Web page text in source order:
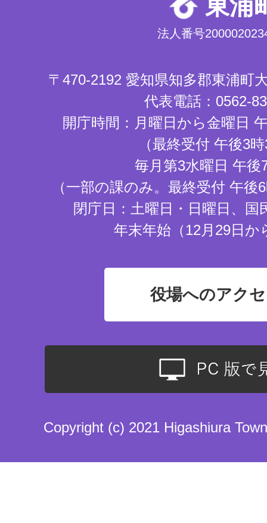
東浦
法人番号
〒470-2192 愛知県知多郡東浦町
代表電話：0562-
開庁時間：月曜日から金曜日
（最終受付 午後3
毎月第3水曜日 午後
（一部の課のみ。最終受付 午
閉庁日：土曜日・日曜日、国
年末年始（12月29日か
役場へのアク
Copyright (c) 2021 Higashiura